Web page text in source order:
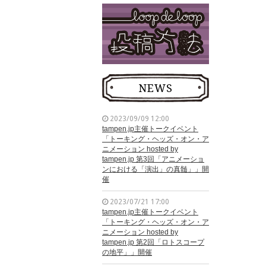
NEWS
2023/09/09 12:00
tampen.jp主催トークイベント
「トーキング・ヘッズ・オン・ア
ニメーション hosted by
tampen.jp 第3回「アニメーショ
ンにおける「演出」の真髄」」開
催
2023/07/21 17:00
tampen.jp主催トークイベント
「トーキング・ヘッズ・オン・ア
ニメーション hosted by
tampen.jp 第2回「ロトスコープ
の地平」」開催